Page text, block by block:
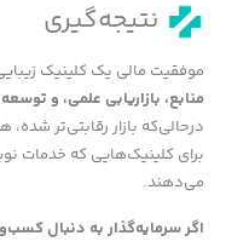
نتیجه‌گیری
موفقیت مالی یک کلینیک
منابع، بازاریابی علمی، و توسعه
درحالی‌که بازار رقابتی‌تر شده،
برای کلینیک‌هایی که خدمات
می‌دهند.
اگر سرمایه‌گذار به دنبال